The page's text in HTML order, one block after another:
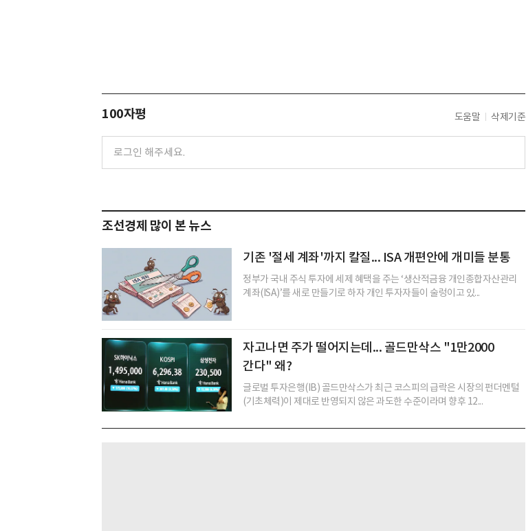
100자평 도움말 삭제기준
조선경제 많이 본 뉴스
기존 '절세 계좌'까지 칼질... ISA 개편안에 개미들 분통
정부가 국내 주식 투자에 세제 혜택을 주는 ‘생산적금융 개인종합자산관리
계좌(ISA)’를 새로 만들기로 하자 개인 투자자들이 술렁이고 있...
자고나면 주가 떨어지는데... 골드만삭스 "1만2000
간다" 왜?
글로벌 투자은행(IB) 골드만삭스가 최근 코스피의 급락은 시장의 펀더멘털
(기초체력)이 제대로 반영되지 않은 과도한 수준이라며 향후 12...